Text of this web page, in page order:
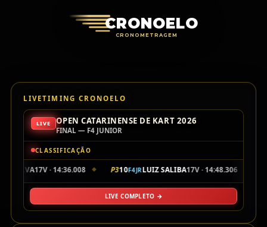
CRONOELO
CRONOMETRAGEM
LIVETIMING CRONOELO
LIVE OPEN CATARINENSE DE KART 2026
FINAL — F4 JUNIOR
CLASSIFICAÇÃO
SILVA17V · 14:36.008 ◆ P310F4JRLUIZ SALIBA17V · 14:48.306
LIVE COMPLETO →